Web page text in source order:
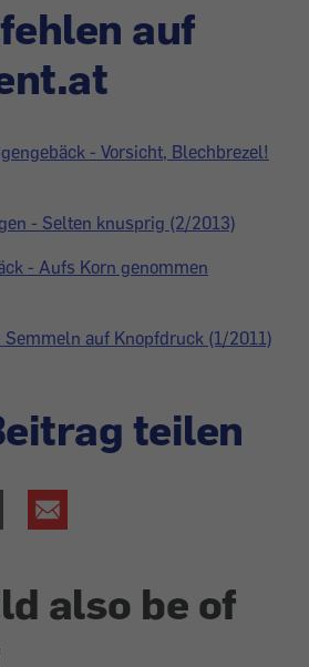
auf
- Vorsicht, Blechbrezel!
- Selten knusprig (2/2013)
- Aufs Korn genommen
Semmeln auf Knopfdruck (1/2011)
teilen
also be of